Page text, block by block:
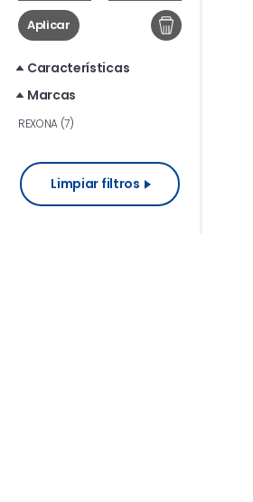
Aplicar
Características
Marcas
REXONA (7)
Limpiar filtros